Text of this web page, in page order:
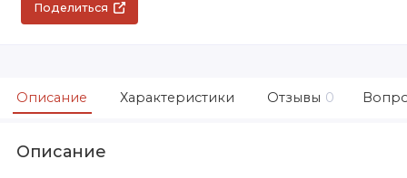
Поделиться
Описание Характеристики Отзывы 0
Описание